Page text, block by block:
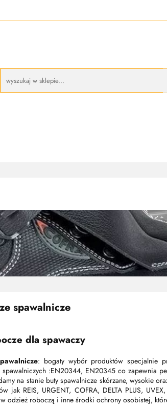
spawalnicze
dla spawaczy
: bogaty wybór produktów specjalnie
:EN20344, EN20345 co zapewnia
na stanie buty spawalnicze skórzane, wysokie
jak REIS, URGENT, COFRA, DELTA PLUS,
odzież roboczą i inne środki ochrony osobistej,